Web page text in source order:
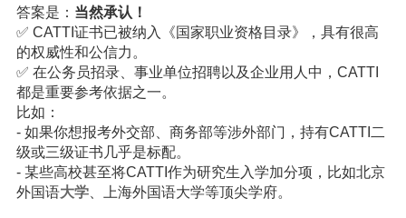
答案是： 当然承认！
✅ CATTI证书已被纳入《国家职业资格目录》，具有很高
的权威性和公信力。
✅ 在公务员招录、事业单位招聘以及企业用人中，CATTI
都是重要参考依据之一。
比如：
- 如果你想报考外交部、商务部等涉外部门，持有CATTI二
级或三级证书几乎是标配。
- 某些高校甚至将CATTI作为研究生入学加分项，比如北京
外国语大学、上海外国语大学等顶尖学府。